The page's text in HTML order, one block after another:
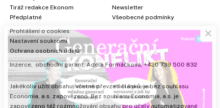
Tiráž redakce Ekonom
Předplatné
Newsletter
Všeobecné podmínky
Prohlášení o cookies
Nastavení soukromí
Ochrana osobních údajů
Inzerce , obchodní garant: Adéla Formáčková, +420 739 500 832
Jakékoliv užití obsahu, včetně převzetí článků, je bez souhlasu
Economia, a.s. zapovězeno. Bez souhlasu Economia, a.s. je
zapovězeno též rozmnožování obsahu pro účely automatizované